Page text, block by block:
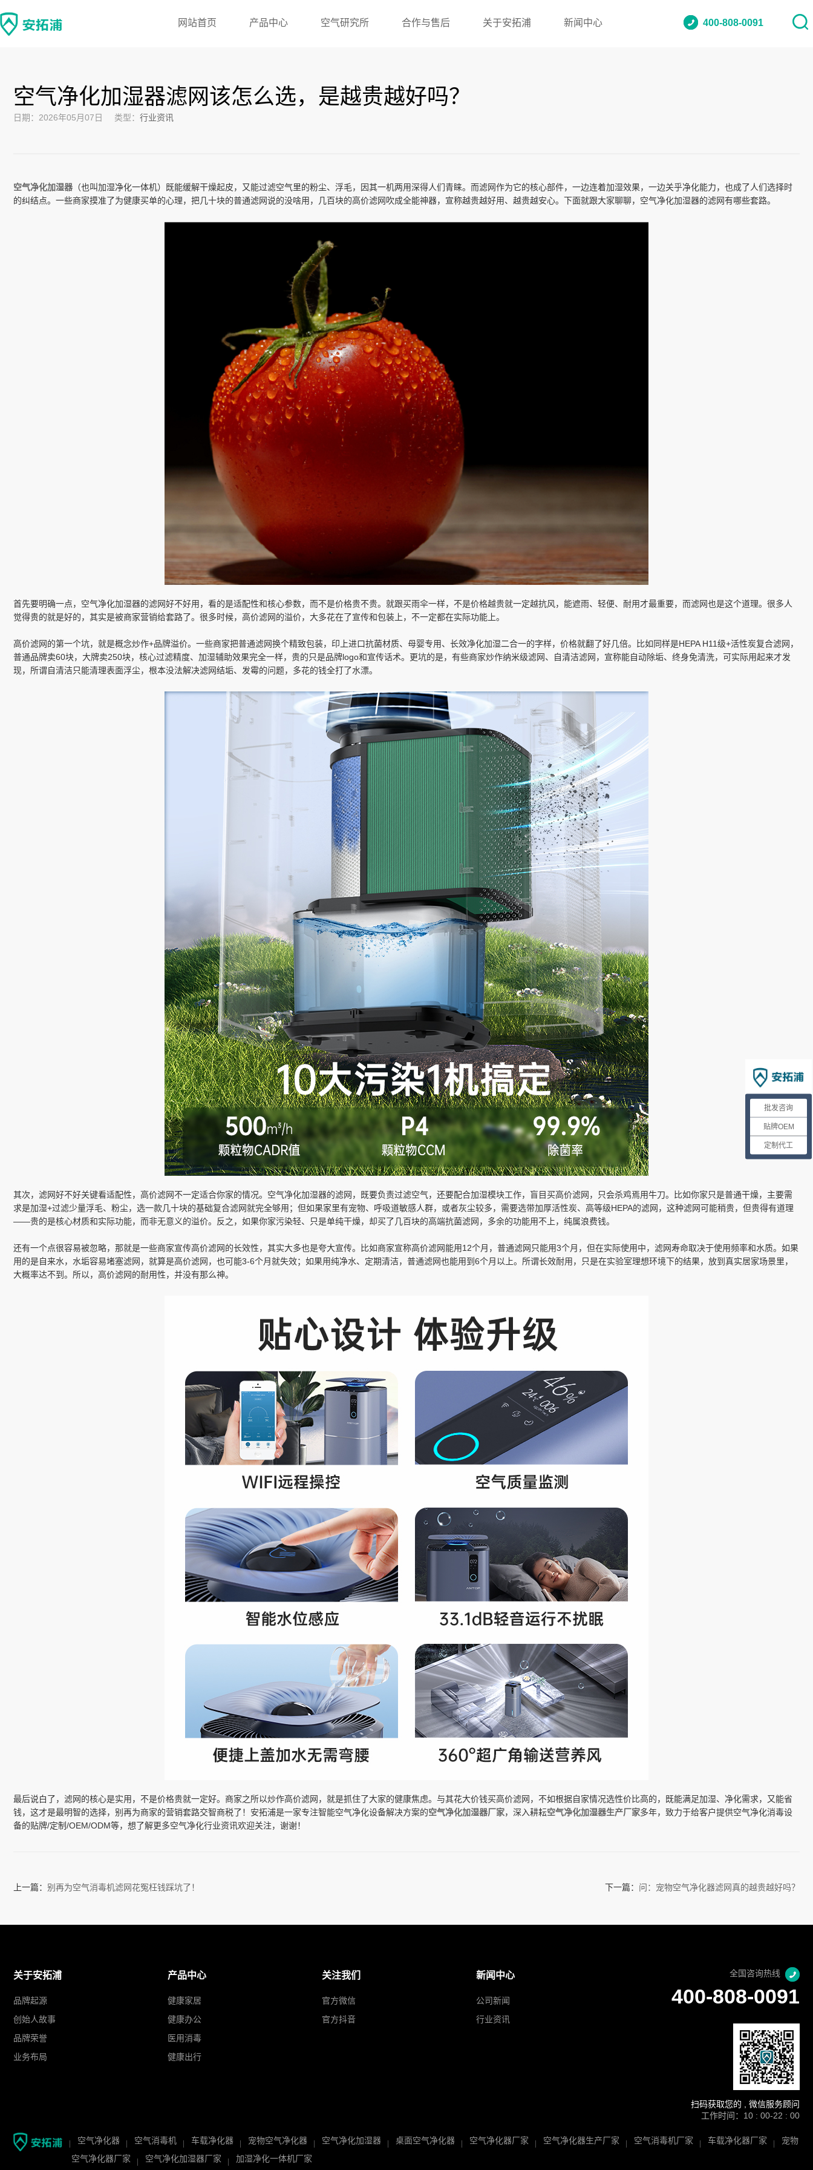
400-808-0091
网站首页 产品中心 空气研究所 合作与售后 关于安拓浦 新闻中心
空气净化加湿器滤网该怎么选，是越贵越好吗？
日期：2026年05月07日 类型： 行业资讯
空气净化加湿器 （也叫加湿净化一体机）既能缓解干燥起皮，又能过滤空气里的粉尘、浮毛，因其一机两用深得人们青睐。而滤网作为它的核心部件，一边连着加湿效果，一边关乎净化能力，也成了人们选择时
的纠结点。一些商家摸准了为健康买单的心理，把几十块的普通滤网说的没啥用，几百块的高价滤网吹成全能神器，宣称越贵越好用、越贵越安心。下面就跟大家聊聊，空气净化加湿器的滤网有哪些套路。
首先要明确一点，空气净化加湿器的滤网好不好用，看的是适配性和核心参数，而不是价格贵不贵。就跟买雨伞一样，不是价格越贵就一定越抗风，能遮雨、轻便、耐用才最重要，而滤网也是这个道理。很多人
觉得贵的就是好的，其实是被商家营销给套路了。很多时候，高价滤网的溢价，大多花在了宣传和包装上，不一定都在实际功能上。
高价滤网的第一个坑，就是概念炒作+品牌溢价。一些商家把普通滤网换个精致包装，印上进口抗菌材质、母婴专用、长效净化加湿二合一的字样，价格就翻了好几倍。比如同样是HEPA H11级+活性炭复合滤网，
普通品牌卖60块，大牌卖250块，核心过滤精度、加湿辅助效果完全一样，贵的只是品牌logo和宣传话术。更坑的是，有些商家炒作纳米级滤网、自清洁滤网，宣称能自动除垢、终身免清洗，可实际用起来才发
现，所谓自清洁只能清理表面浮尘，根本没法解决滤网结垢、发霉的问题，多花的钱全打了水漂。
其次，滤网好不好关键看适配性，高价滤网不一定适合你家的情况。空气净化加湿器的滤网，既要负责过滤空气，还要配合加湿模块工作，盲目买高价滤网，只会杀鸡焉用牛刀。比如你家只是普通干燥，主要需
求是加湿+过滤少量浮毛、粉尘，选一款几十块的基础复合滤网就完全够用；但如果家里有宠物、呼吸道敏感人群，或者灰尘较多，需要选带加厚活性炭、高等级HEPA的滤网，这种滤网可能稍贵，但贵得有道理
——贵的是核心材质和实际功能，而非无意义的溢价。反之，如果你家污染轻、只是单纯干燥，却买了几百块的高端抗菌滤网，多余的功能用不上，纯属浪费钱。
还有一个点很容易被忽略，那就是一些商家宣传高价滤网的长效性，其实大多也是夸大宣传。比如商家宣称高价滤网能用12个月，普通滤网只能用3个月，但在实际使用中，滤网寿命取决于使用频率和水质。如果
用的是自来水，水垢容易堵塞滤网，就算是高价滤网，也可能3-6个月就失效；如果用纯净水、定期清洁，普通滤网也能用到6个月以上。所谓长效耐用，只是在实验室理想环境下的结果，放到真实居家场景里，
大概率达不到。所以，高价滤网的耐用性，并没有那么神。
最后说白了，滤网的核心是实用，不是价格贵就一定好。商家之所以炒作高价滤网，就是抓住了大家的健康焦虑。与其花大价钱买高价滤网，不如根据自家情况选性价比高的，既能满足加湿、净化需求，又能省
钱，这才是最明智的选择，别再为商家的营销套路交智商税了！安拓浦是一家专注智能空气净化设备解决方案的空气净化加湿器厂家，深入耕耘空气净化加湿器生产厂家多年，致力于给客户提供空气净化消毒设
备的贴牌/定制/OEM/ODM等，想了解更多空气净化行业资讯欢迎关注，谢谢！
上一篇： 别再为空气消毒机滤网花冤枉钱踩坑了！ 下一篇： 问：宠物空气净化器滤网真的越贵越好吗？
关于安拓浦
品牌起源
创始人故事
品牌荣誉
业务布局
产品中心
健康家居
健康办公
医用消毒
健康出行
关注我们
官方微信
官方抖音
新闻中心
公司新闻
行业资讯
全国咨询热线
400-808-0091
扫码获取您的 , 微信服务顾问
工作时间：10 : 00-22 : 00
空气净化器 空气消毒机 车载净化器 宠物空气净化器 空气净化加湿器 桌面空气净化器 空气净化器厂家 空气净化器生产厂家 空气消毒机厂家 车载净化器厂家
宠物
空气净化器厂家
空气净化加湿器厂家 加湿净化一体机厂家
批发咨询
贴牌OEM
定制代工